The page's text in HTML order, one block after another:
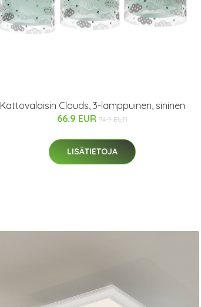
Kattovalaisin Clouds, 3-lamppuinen, sininen
66.9 EUR 74.9 EUR
LISÄTIETOJA